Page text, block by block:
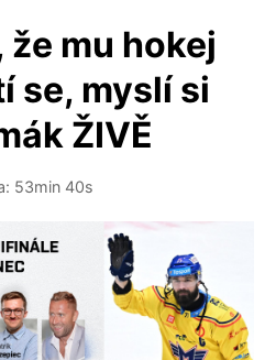
mu hokej
se, myslí si
ŽIVĚ
53min 40s